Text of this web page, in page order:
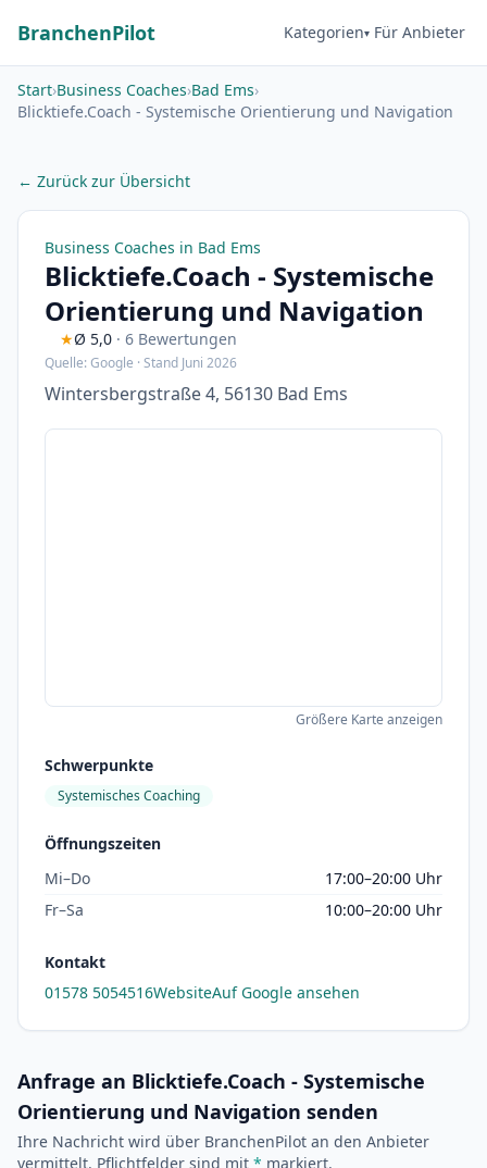
BranchenPilot Kategorien Für Anbieter
Start›Business Coaches›Bad Ems›
Blicktiefe.Coach​ - Systemische Orientierung und Navigation
← Zurück zur Übersicht
Business Coaches in Bad Ems
Blicktiefe.Coach​ - Systemische
Orientierung und Navigation
★Ø 5,0 · 6 Bewertungen
Quelle: Google · Stand Juni 2026
Wintersbergstraße 4, 56130 Bad Ems
Größere Karte anzeigen
Schwerpunkte
Systemisches Coaching
Öffnungszeiten
Mi–Do
17:00–20:00 Uhr
Fr–Sa
10:00–20:00 Uhr
Kontakt
01578 5054516WebsiteAuf Google ansehen
Anfrage an Blicktiefe.Coach​ - Systemische
Orientierung und Navigation senden
Ihre Nachricht wird über BranchenPilot an den Anbieter
vermittelt. Pflichtfelder sind mit * markiert.